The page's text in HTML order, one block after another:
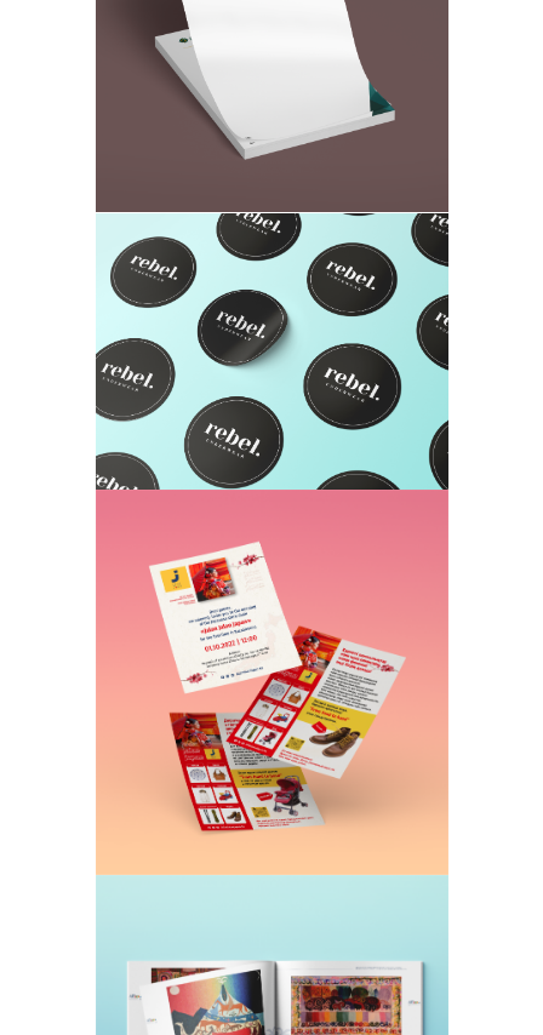
Этикетки и наклейки
Печать и вырез на самоклеющей бумаге
Флаера
Изготовим и отпечатаем раздаточный
материал
Буклеты с вашей продукцией